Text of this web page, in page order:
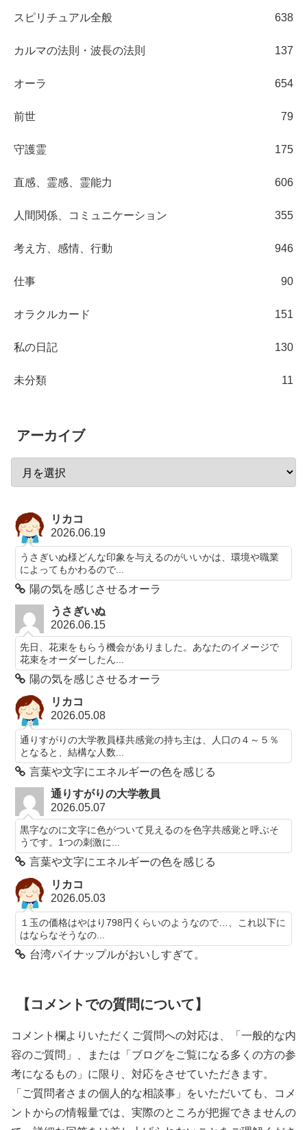
スピリチュアル全般 638
カルマの法則・波長の法則 137
オーラ 654
前世 79
守護霊 175
直感、霊感、霊能力 606
人間関係、コミュニケーション 355
考え方、感情、行動 946
仕事 90
オラクルカード 151
私の日記 130
未分類 11
アーカイブ
リカコ
2026.06.19
うさぎいぬ様どんな印象を与えるのがいいかは、環境や職業
によってもかわるので...
陽の気を感じさせるオーラ
うさぎいぬ
2026.06.15
先日、花束をもらう機会がありました。あなたのイメージで
花束をオーダーしたん...
陽の気を感じさせるオーラ
リカコ
2026.05.08
通りすがりの大学教員様共感覚の持ち主は、人口の４～５％
となると、結構な人数...
言葉や文字にエネルギーの色を感じる
通りすがりの大学教員
2026.05.07
黒字なのに文字に色がついて見えるのを色字共感覚と呼ぶそ
うです。1つの刺激に...
言葉や文字にエネルギーの色を感じる
リカコ
2026.05.03
１玉の価格はやはり798円くらいのようなので…、これ以下に
はならなそうなの...
台湾パイナップルがおいしすぎて。
【コメントでの質問について】
コメント欄よりいただくご質問への対応は、「一般的な内
容のご質問」、または「ブログをご覧になる多くの方の参
考になるもの」に限り、対応をさせていただきます。
「ご質問者さまの個人的な相談事」をいただいても、コメ
ントからの情報量では、実際のところが把握できませんの